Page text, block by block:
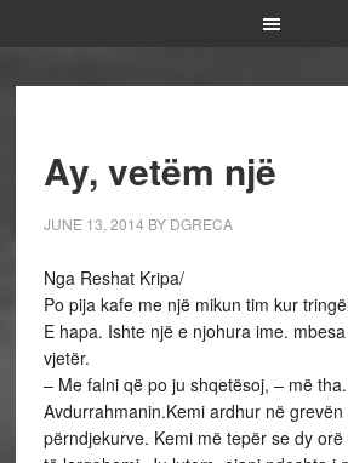
Ay, vetëm një
JUNE 13, 2014 BY DGRECA
Nga Reshat Kripa/
Po pija kafe me një mikun tim kur
E hapa. Ishte një e njohura ime.
vjetër.
– Me falni që po ju shqetësoj, – më
Avdurrahmanin.Kemi ardhur në
përndjekurve. Kemi më tepër se dy